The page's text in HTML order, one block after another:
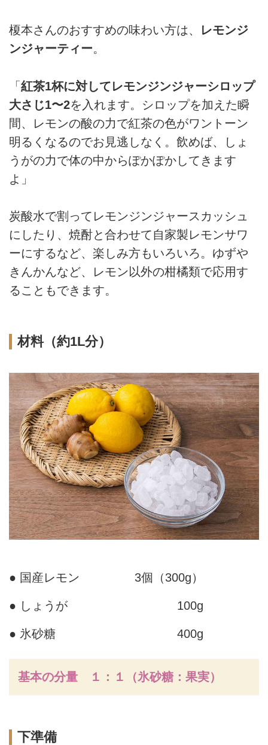
榎本さんのおすすめの味わい方は、
レモンジ
ンジャーティー。
「紅茶1杯に対してレモンジンジャーシロップ
大さじ1〜2を入れます。シロップを加えた瞬
間、レモンの酸の力で紅茶の色がワントーン
明るくなるのでお見逃しなく。飲めば、しょ
うがの力で体の中からぽかぽかしてきます
よ」
炭酸水で割ってレモンジンジャースカッシュ
にしたり、焼酎と合わせて自家製レモンサワ
ーにするなど、楽しみ方もいろいろ。ゆずや
きんかんなど、レモン以外の柑橘類で応用す
ることもできます。
材料（約1L分）
● 国産レモン 3個（300g）
● しょうが 100g
● 氷砂糖 400g
基本の分量 １：１（氷砂糖：果実）
下準備